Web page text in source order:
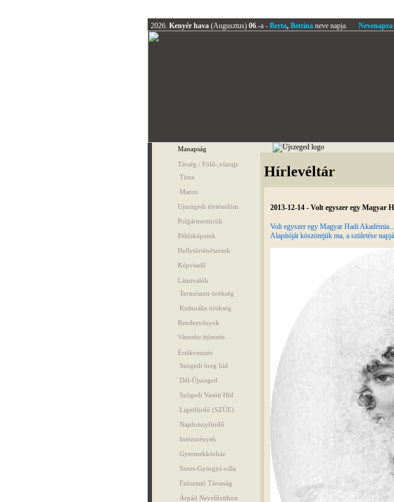
2026. Kenyér hava (Augusztus) 06.-a - Berta, Bettinaneve napja. Nevenapra
Manapság
Térség / Föld-,vízrajz
Tisza
Maros
Ujszögedi történelöm
Polgármestörök
Példaképeink
Hellytörténészeink
Képviselő
Látnivalók
Természeti örökség
Kulturális örökség
Rendezvények
Városrész fejlesztés
Értékvesztés
Szögedi öreg híd
Dél-Újszeged
Szögedi Vasúti Híd
Ligetfürdő (SZÚE)
Napfonnyfürdő
Intézmények
Gyermekkórház
Szent-Györgyi-villa
Faúsztató Társaság
Árpád Nevelőotthon
Hírlevéltár
2013-12-14 - Volt egyszer egy Magyar
Volt egyszer egy Magyar Hadi Akadémia...
Alapítóját köszöntjük ma, a születése